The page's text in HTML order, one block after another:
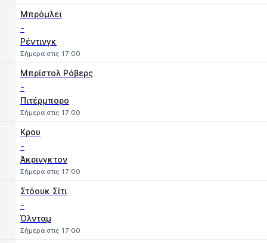
Μπρόμλεϊ
-
Ρέντινγκ
Σήμερα στις 17:00
Μπρίστολ Ρόβερς
-
Πιτέρμπορο
Σήμερα στις 17:00
Κρου
-
Άκρινγκτον
Σήμερα στις 17:00
Στόουκ Σίτι
-
Όλνταμ
Σήμερα στις 17:00